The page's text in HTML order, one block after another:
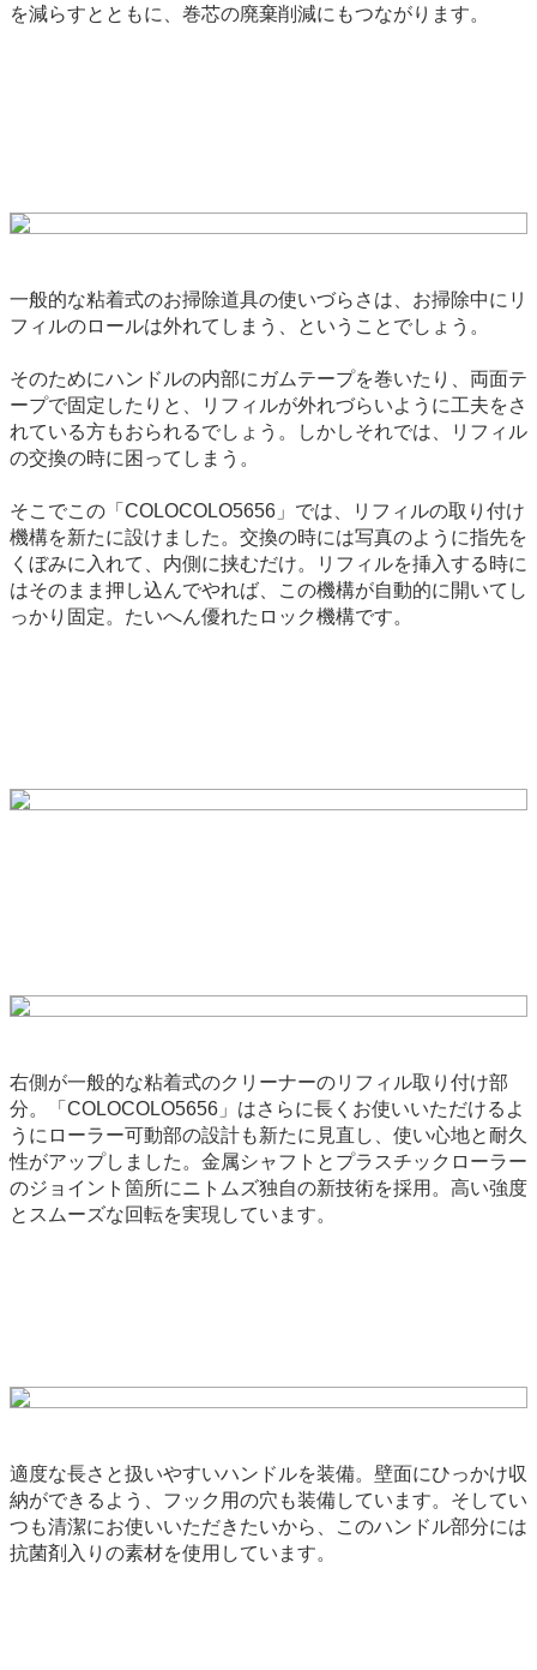
を減らすとともに、巻芯の廃棄削減にもつながります。
一般的な粘着式のお掃除道具の使いづらさは、お掃除中にリ
フィルのロールは外れてしまう、ということでしょう。
そのためにハンドルの内部にガムテープを巻いたり、両面テ
ープで固定したりと、リフィルが外れづらいように工夫をさ
れている方もおられるでしょう。しかしそれでは、リフィル
の交換の時に困ってしまう。
そこでこの「COLOCOLO5656」では、リフィルの取り付け
機構を新たに設けました。交換の時には写真のように指先を
くぼみに入れて、内側に挟むだけ。リフィルを挿入する時に
はそのまま押し込んでやれば、この機構が自動的に開いてし
っかり固定。たいへん優れたロック機構です。
右側が一般的な粘着式のクリーナーのリフィル取り付け部
分。「COLOCOLO5656」はさらに長くお使いいただけるよ
うにローラー可動部の設計も新たに見直し、使い心地と耐久
性がアップしました。金属シャフトとプラスチックローラー
のジョイント箇所にニトムズ独自の新技術を採用。高い強度
とスムーズな回転を実現しています。
適度な長さと扱いやすいハンドルを装備。壁面にひっかけ収
納ができるよう、フック用の穴も装備しています。そしてい
つも清潔にお使いいただきたいから、このハンドル部分には
抗菌剤入りの素材を使用しています。